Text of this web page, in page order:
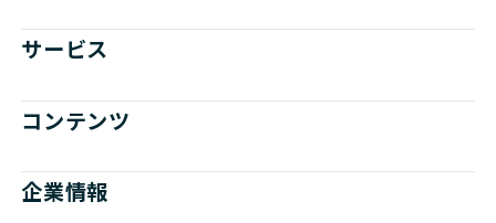
サービス
コンテンツ
企業情報